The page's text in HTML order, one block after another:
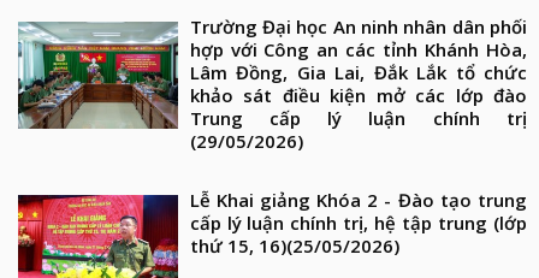
Trường Đại học An ninh nhân dân phối
hợp với Công an các tỉnh Khánh Hòa,
Lâm Đồng, Gia Lai, Đắk Lắk tổ chức
khảo sát điều kiện mở các lớp đào
Trung cấp lý luận chính trị
(29/05/2026)
Lễ Khai giảng Khóa 2 - Đào tạo trung
cấp lý luận chính trị, hệ tập trung (lớp
thứ 15, 16)(25/05/2026)